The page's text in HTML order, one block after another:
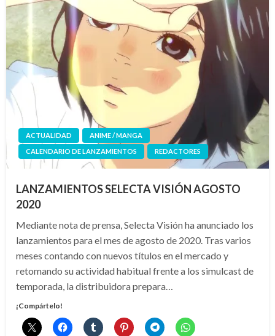
ACTUALIDAD
ANIME / MANGA
CALENDARIO DE LANZAMIENTOS
REDACTORES
LANZAMIENTOS SELECTA VISIÓN AGOSTO
2020
Mediante nota de prensa, Selecta Visión ha anunciado los
lanzamientos para el mes de agosto de 2020. Tras varios
meses contando con nuevos títulos en el mercado y
retomando su actividad habitual frente a los simulcast de
temporada, la distribuidora prepara…
¡Compártelo!